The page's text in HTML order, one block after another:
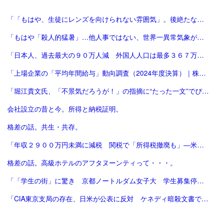
「「もはや、生徒にレンズを向けられない雰囲気」。後絶たない教員による盗撮、現場に波紋――運動会や修学旅行控え、先生が萎縮するワケ | 鹿児島のニュース | 南日本新聞デジタル」
「もはや「殺人的猛暑」…他人事ではない、世界一異常気象が発生する国とは？ | ニュースな本 | ダイヤモンド・オンライン」
「日本人、過去最大の９０万人減 外国人人口は最多３６７万人―総務省：時事ドットコム」
「上場企業の「平均年間給与」動向調査（2024年度決算）｜株式会社 帝国データバンク[TDB]」
「堀江貴文氏、「不景気だろうが！」の指摘に“たった一文”でぴしゃり回答 反響続々 - 芸能 : 日刊スポーツ」
会社設立の昔と今。所得と納税証明。
格差の話。共生・共存。
「年収２９００万円未満に減税 関税で「所得税撤廃も」―米大統領：時事ドットコム」
格差の話。高級ホテルのアフタヌーンティって・・・。
「「学生の街」に驚き 京都ノートルダム女子大 学生募集停止へ [京都府]：朝日新聞」
「CIA東京支局の存在、日米が公表に反対 ケネディ暗殺文書で判明 [トランプ再来]：朝日新聞」